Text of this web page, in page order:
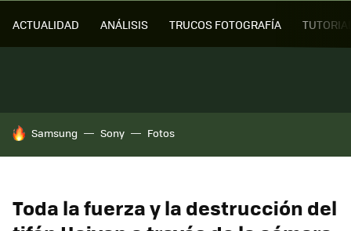
ACTUALIDAD ANÁLISIS TRUCOS FOTOGRAFÍA
HOY SE HABLA DE
Samsung Sony Fotos
Toda la fuerza y la destrucción del